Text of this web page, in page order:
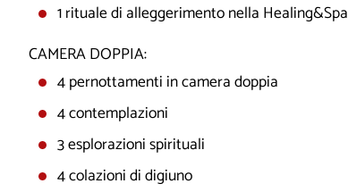
1 rituale di alleggerimento nella Healing&Spa
CAMERA DOPPIA:
4 pernottamenti in camera doppia
4 contemplazioni
3 esplorazioni spirituali
4 colazioni di digiuno